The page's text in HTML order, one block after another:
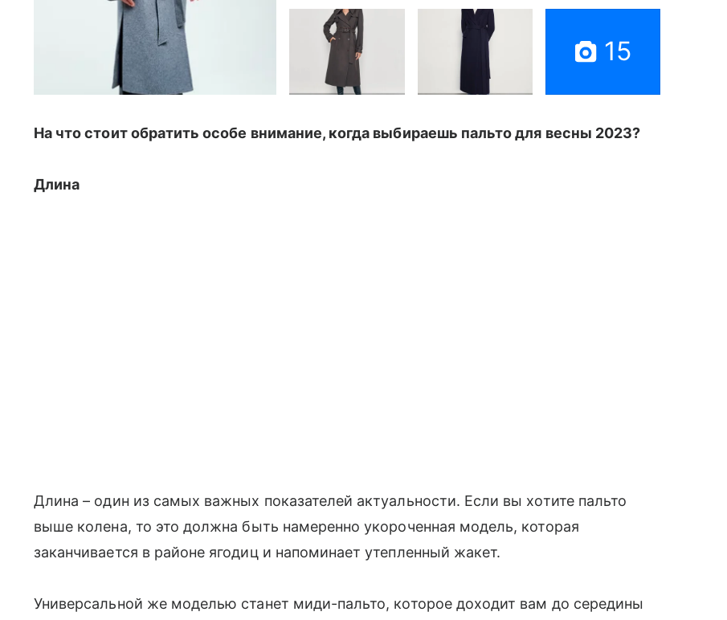
15
На что стоит обратить особе внимание, когда выбираешь пальто для весны 2023?
Длина
Длина – один из самых важных показателей актуальности. Если вы хотите пальто
выше колена, то это должна быть намеренно укороченная модель, которая
заканчивается в районе ягодиц и напоминает утепленный жакет.
Универсальной же моделью станет миди-пальто, которое доходит вам до середины